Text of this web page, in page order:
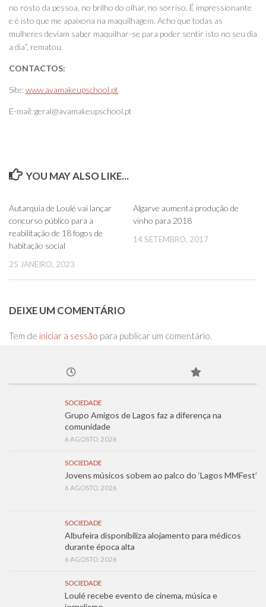
no rosto da pessoa, no brilho do olhar, no sorriso. É impressionante
e é isto que me apaixona na maquilhagem. Acho que todas as
mulheres deviam saber maquilhar-se para poder sentir isto no seu dia
a dia”, rematou.
CONTACTOS:
Site:www.avamakeupschool.pt
E-mail: geral@avamakeupschool.pt
YOU MAY ALSO LIKE...
Autarquia de Loulé vai lançar
concurso público para a
reabilitação de 18 fogos de
habitação social
25 JANEIRO, 2023
Algarve aumenta produção de
vinho para 2018
14 SETEMBRO, 2017
DEIXE UM COMENTÁRIO
Tem de iniciar a sessão para publicar um comentário.
SOCIEDADE
Grupo Amigos de Lagos faz a diferença na
comunidade
6 AGOSTO, 2026
SOCIEDADE
Jovens músicos sobem ao palco do ‘Lagos MMFest’
6 AGOSTO, 2026
SOCIEDADE
Albufeira disponibiliza alojamento para médicos
durante época alta
6 AGOSTO, 2026
SOCIEDADE
Loulé recebe evento de cinema, música e